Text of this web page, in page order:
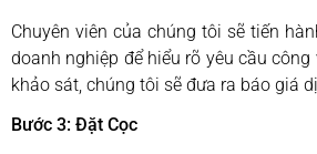
Chuyên viên của chúng tôi sẽ tiến
doanh nghiệp để hiểu rõ yêu cầu công
khảo sát, chúng tôi sẽ đưa ra báo giá
Bước 3: Đặt Cọc